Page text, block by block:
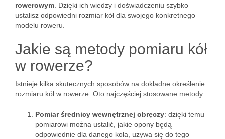
rowerowym . Dzięki ich wiedzy i doświadczeniu szybko
ustalisz odpowiedni rozmiar kół dla swojego konkretnego
modelu roweru.
Jakie są metody pomiaru kół
w rowerze?
Istnieje kilka skutecznych sposobów na dokładne określenie
rozmiaru kół w rowerze. Oto najczęściej stosowane metody:
Pomiar średnicy wewnętrznej obręczy: dzięki temu
pomiarowi można ustalić, jakie opony będą
odpowiednie dla danego koła, używa się do tego